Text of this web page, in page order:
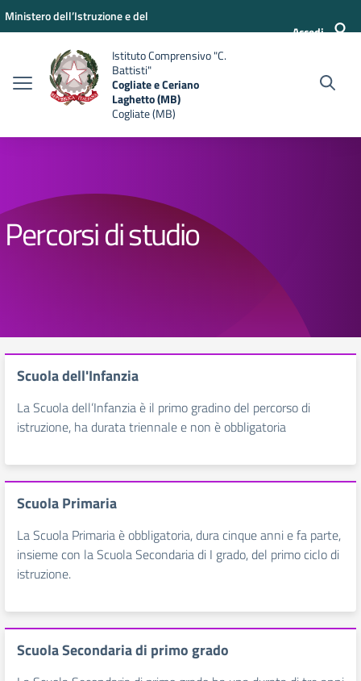
Vai ai contenuti
Vai al menu di navigazione
Vai al footer
Ministero dell’Istruzione e del
Accedi
Istituto Comprensivo "C.
Battisti"
Cogliate e Ceriano
Laghetto (MB)
Cogliate (MB)
Percorsi di studio
Scuola dell'Infanzia
La Scuola dell’Infanzia è il primo gradino del percorso di
istruzione, ha durata triennale e non è obbligatoria
Scuola Primaria
La Scuola Primaria è obbligatoria, dura cinque anni e fa parte,
insieme con la Scuola Secondaria di I grado, del primo ciclo di
istruzione.
Scuola Secondaria di primo grado